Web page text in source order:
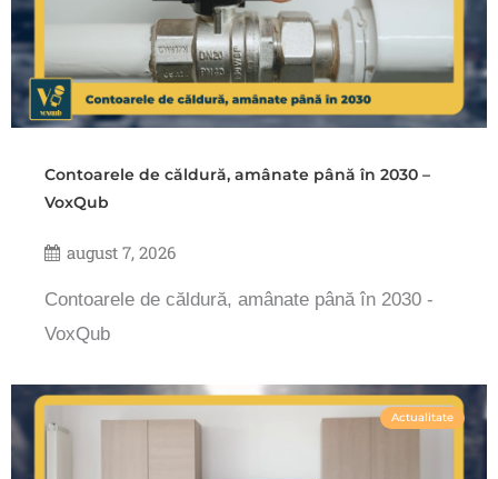
Contoarele de căldură, amânate până în 2030 –
VoxQub
august 7, 2026
Contoarele de căldură, amânate până în 2030 -
VoxQub
Actualitate